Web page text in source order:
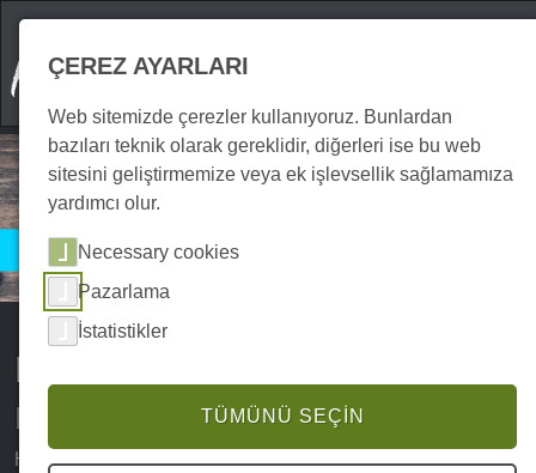
Harzspots Hizmet
Harz Haritaları
Harz haritası
Harz bölgesinin interaktif haritası
Harzharitamız, Harz ve coğrafyası hakkında fikir edinmek
ÇEREZ AYARLARI
Web sitemizde çerezler kullanıyoruz. Bunlardan
bazıları teknik olarak gereklidir, diğerleri ise bu web
sitesini geliştirmemize veya ek işlevsellik sağlamamıza
yardımcı olur.
Necessary cookies
Pazarlama
İstatistikler
TÜMÜNÜ SEÇIN